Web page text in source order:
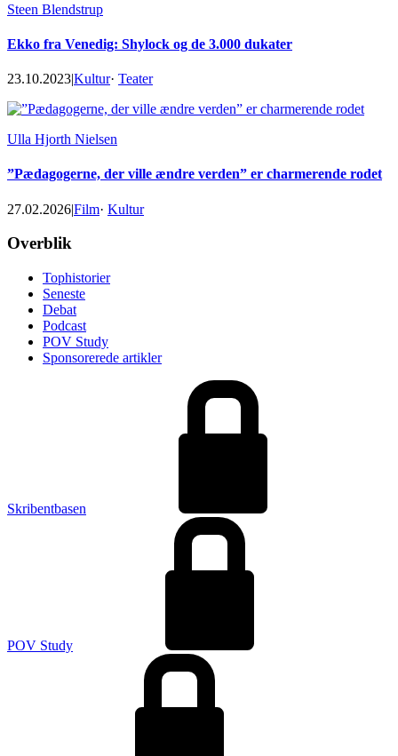
Steen Blendstrup
Ekko fra Venedig: Shylock og de 3.000 dukater
23.10.2023|Kultur· Teater
Ulla Hjorth Nielsen
”Pædagogerne, der ville ændre verden” er charmerende rodet
27.02.2026|Film· Kultur
Footer
Overblik
Tophistorier
Seneste
Debat
Podcast
POV Study
Sponsorerede artikler
Skribentbasen
POV Study